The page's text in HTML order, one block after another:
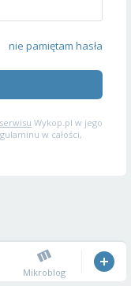
nie pamiętam hasła
Wykop.pl w jego
w całości,
Mikroblog